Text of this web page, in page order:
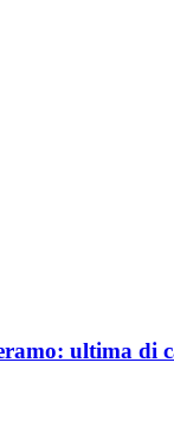
ultima di